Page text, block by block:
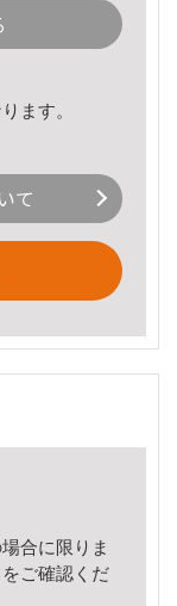
ます。
て
合に限りま
をご確認くだ